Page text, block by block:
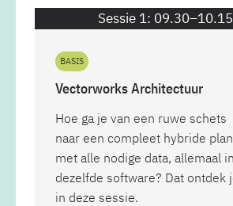
Sessie 1:
BASIS
Vectorworks Architectuur
Hoe ga je van een ruwe schets
naar een compleet hybride plan
met alle nodige data, allemaal in
dezelfde software? Dat ontdek
in deze sessie.